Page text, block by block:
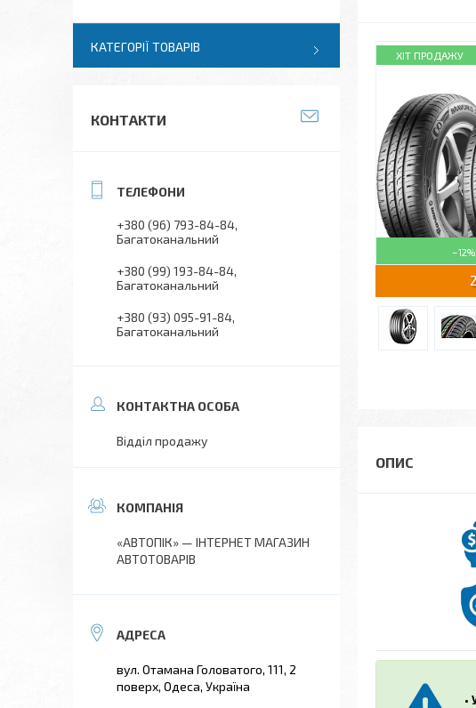
–12%
ХІТ ПРОДАЖУ
•
КАТЕГОРІЇ ТОВАРІВ
КОНТАКТИ
+380 (96) 793-84-84
Багатоканальний
+380 (99) 193-84-84
Багатоканальний
+380 (93) 095-91-84
Багатоканальний
Відділ продажу
«АВТОПІК» — ІНТЕРНЕТ МАГАЗИН
АВТОТОВАРІВ
вул. Отамана Головатого, 111, 2
поверх, Одеса, Україна